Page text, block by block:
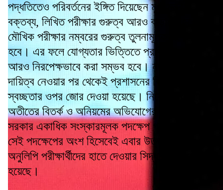
পদ্ধতিতেও পরিবর্তনের ইঙ্গিত দিয়েছেন মুখ্যমন্ত্রী। তাঁর
বক্তব্য, লিখিত পরীক্ষার গুরুত্ব আরও বাড়ানো হবে এবং
মৌখিক পরীক্ষার নম্বরের গুরুত্ব তুলনামূলকভাবে কমানো
হবে। এর ফলে যোগ্যতার ভিত্তিতে প্রার্থী নিয়োগ
আরও নিরপেক্ষভাবে করা সম্ভব হবে। নতুন সরকার
দায়িত্ব নেওয়ার পর থেকেই প্রশাসনের বিভিন্ন ক্ষেত্রে
স্বচ্ছতার ওপর জোর দেওয়া হয়েছে। নিয়োগ সংক্রান্ত
অতীতের বিতর্ক ও অনিয়মের অভিযোগের প্রেক্ষিতে
সরকার একাধিক সংস্কারমূলক পদক্ষেপ গ্রহণ করেছে।
সেই পদক্ষেপের অংশ হিসেবেই এবার উত্তরপত্রের
অনুলিপি পরীক্ষার্থীদের হাতে দেওয়ার সিদ্ধান্ত নেওয়া
হয়েছে।